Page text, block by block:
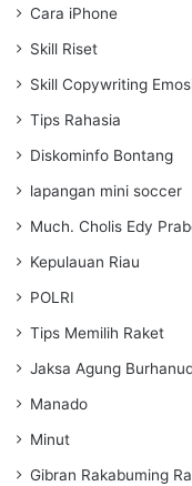
Cara iPhone
Skill Riset
Skill Copywriting
Tips Rahasia
Diskominfo Bontang
lapangan mini soccer
Much. Cholis Edy
Kepulauan Riau
POLRI
Tips Memilih Raket
Jaksa Agung
Manado
Minut
Gibran Rakabuming